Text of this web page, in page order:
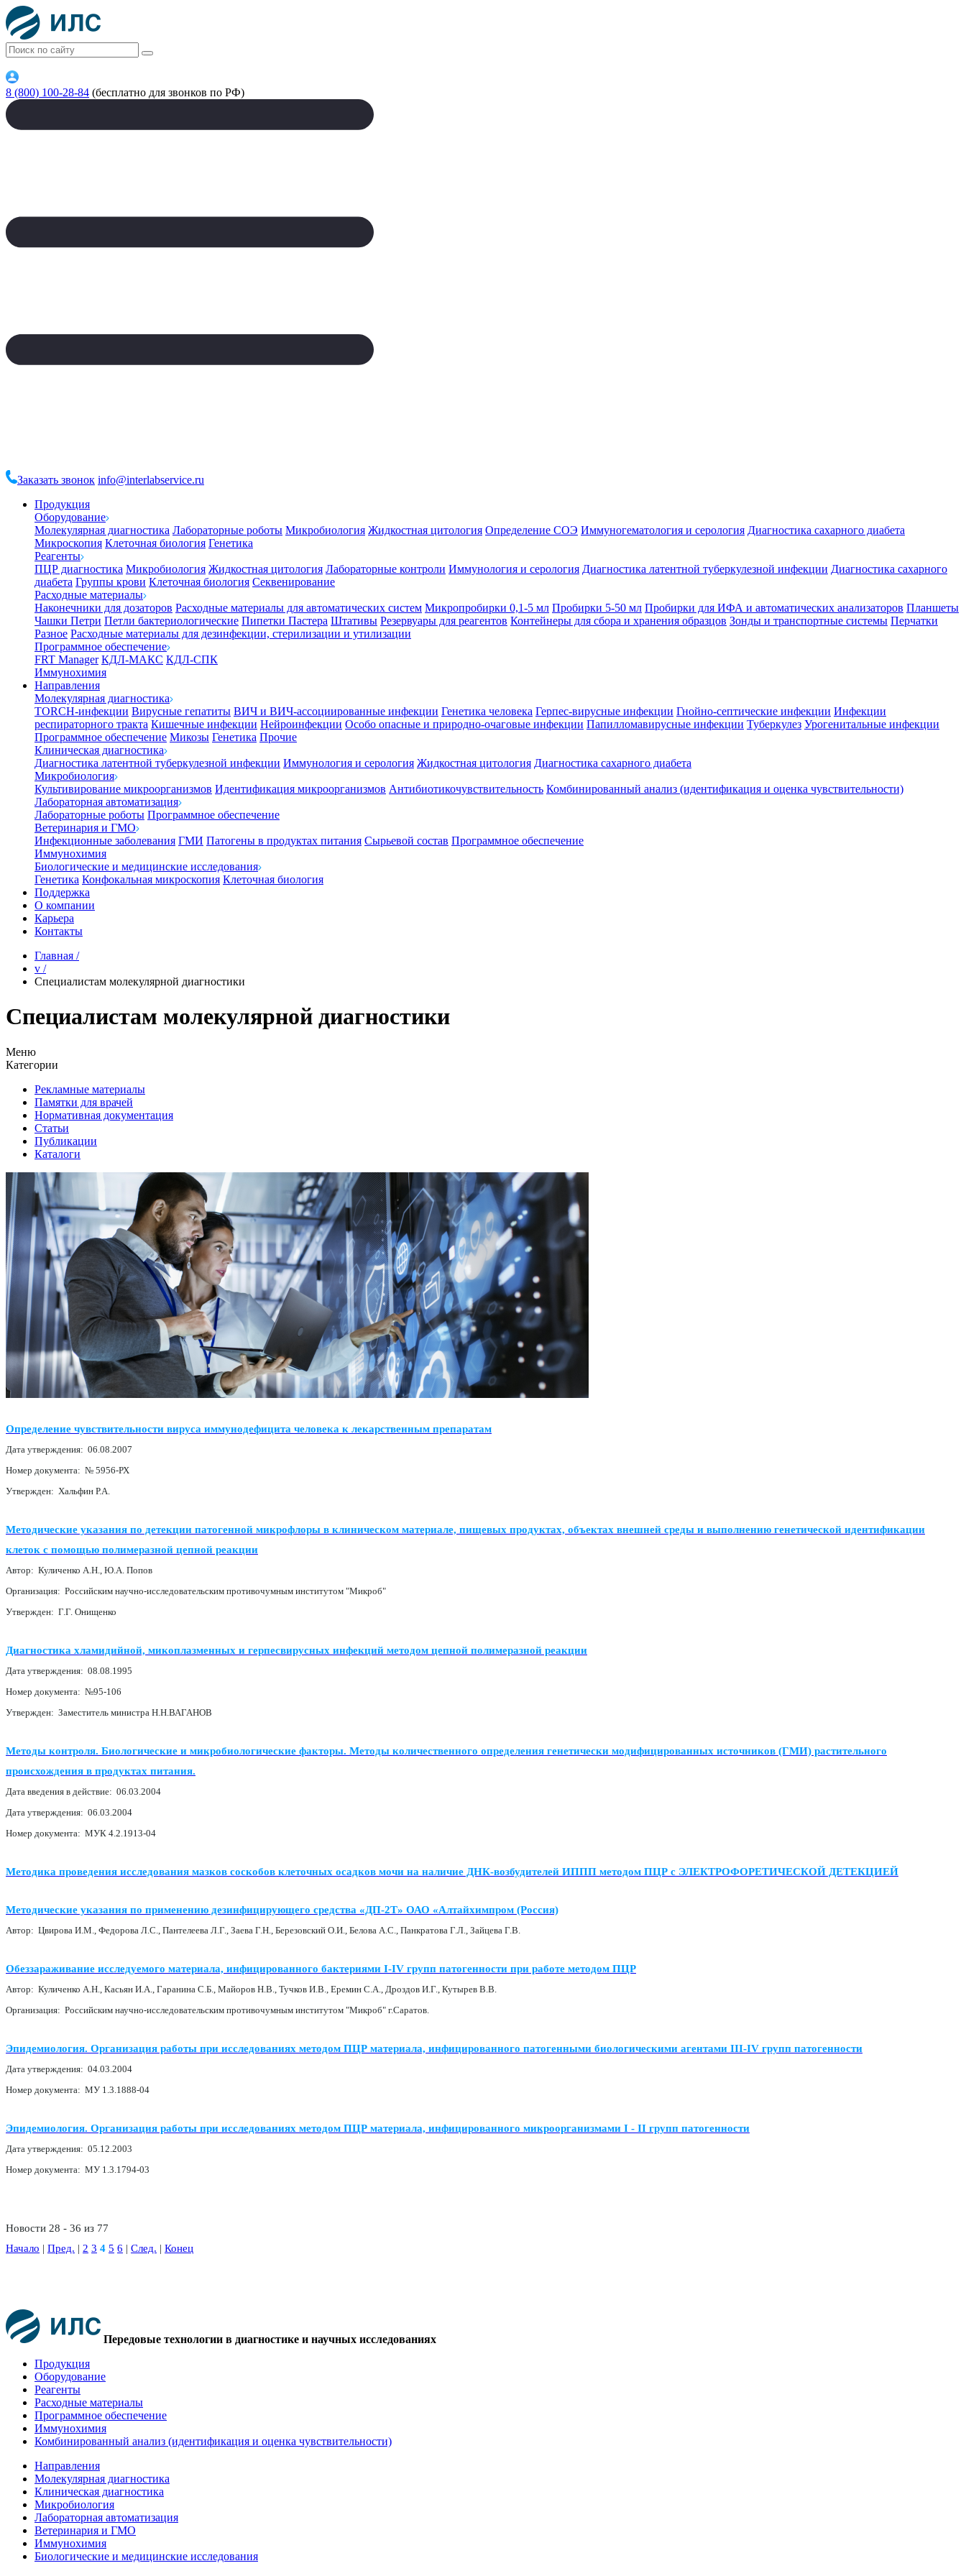
8 (800) 100-28-84 (бесплатно для звонков по РФ)
Заказать звонок info@interlabservice.ru
Продукция
Оборудование
Молекулярная диагностика Лабораторные роботы Микробиология Жидкостная цитология Определение СОЭ Иммуногематология и серология Диагностика сахарного диабета
Микроскопия Клеточная биология Генетика
Реагенты
ПЦР диагностика Микробиология Жидкостная цитология Лабораторные контроли Иммунология и серология Диагностика латентной туберкулезной инфекции Диагностика сахарного
диабета Группы крови Клеточная биология Секвенирование
Расходные материалы
Наконечники для дозаторов Расходные материалы для автоматических систем Микропробирки 0,1-5 мл Пробирки 5-50 мл Пробирки для ИФА и автоматических анализаторов Планшеты
Чашки Петри Петли бактериологические Пипетки Пастера Штативы Резервуары для реагентов Контейнеры для сбора и хранения образцов Зонды и транспортные системы Перчатки
Разное Расходные материалы для дезинфекции, стерилизации и утилизации
Программное обеспечение
FRT Manager КДЛ-МАКС КДЛ-СПК
Иммунохимия
Направления
Молекулярная диагностика
TORCH-инфекции Вирусные гепатиты ВИЧ и ВИЧ-ассоциированные инфекции Генетика человека Герпес-вирусные инфекции Гнойно-септические инфекции Инфекции
респираторного тракта Кишечные инфекции Нейроинфекции Особо опасные и природно-очаговые инфекции Папилломавирусные инфекции Туберкулез Урогенитальные инфекции
Программное обеспечение Микозы Генетика Прочие
Клиническая диагностика
Диагностика латентной туберкулезной инфекции Иммунология и серология Жидкостная цитология Диагностика сахарного диабета
Микробиология
Культивирование микроорганизмов Идентификация микроорганизмов Антибиотикочувствительность Комбинированный анализ (идентификация и оценка чувствительности)
Лабораторная автоматизация
Лабораторные роботы Программное обеспечение
Ветеринария и ГМО
Инфекционные заболевания ГМИ Патогены в продуктах питания Сырьевой состав Программное обеспечение
Иммунохимия
Биологические и медицинские исследования
Генетика Конфокальная микроскопия Клеточная биология
Поддержка
О компании
Карьера
Контакты
Главная /
v /
Специалистам молекулярной диагностики
Специалистам молекулярной диагностики
Меню
Категории
Рекламные материалы
Памятки для врачей
Нормативная документация
Статьи
Публикации
Каталоги
Определение чувствительности вируса иммунодефицита человека к лекарственным препаратам
Дата утверждения: 06.08.2007
Номер документа: № 5956-РХ
Утвержден: Хальфин Р.А.
Методические указания по детекции патогенной микрофлоры в клиническом материале, пищевых продуктах, объектах внешней среды и выполнению генетической идентификации
клеток с помощью полимеразной цепной реакции
Автор: Куличенко А.Н., Ю.А. Попов
Организация: Российским научно-исследовательским противочумным институтом "Микроб"
Утвержден: Г.Г. Онищенко
Диагностика хламидийной, микоплазменных и герпесвирусных инфекций методом цепной полимеразной реакции
Дата утверждения: 08.08.1995
Номер документа: №95-106
Утвержден: Заместитель министра Н.Н.ВАГАНОВ
Методы контроля. Биологические и микробиологические факторы. Методы количественного определения генетически модифицированных источников (ГМИ) растительного
происхождения в продуктах питания.
Дата введения в действие: 06.03.2004
Дата утверждения: 06.03.2004
Номер документа: МУК 4.2.1913-04
Методика проведения исследования мазков соскобов клеточных осадков мочи на наличие ДНК-возбудителей ИППП методом ПЦР с ЭЛЕКТРОФОРЕТИЧЕСКОЙ ДЕТЕКЦИЕЙ
Методические указания по применению дезинфицирующего средства «ДП-2Т» ОАО «Алтайхимпром (Россия)
Автор: Цвирова И.М., Федорова Л.С., Пантелеева Л.Г., Заева Г.Н., Березовский О.И., Белова А.С., Панкратова Г.Л., Зайцева Г.В.
Обеззараживание исследуемого материала, инфицированного бактериями I-IV групп патогенности при работе методом ПЦР
Автор: Куличенко А.Н., Касьян И.А., Гаранина С.Б., Майоров Н.В., Тучков И.В., Еремин С.А., Дроздов И.Г., Кутырев В.В.
Организация: Российским научно-исследовательским противочумным институтом "Микроб" г.Саратов.
Эпидемиология. Организация работы при исследованиях методом ПЦР материала, инфицированного патогенными биологическими агентами III-IV групп патогенности
Дата утверждения: 04.03.2004
Номер документа: МУ 1.3.1888-04
Эпидемиология. Организация работы при исследованиях методом ПЦР материала, инфицированного микроорганизмами I - II групп патогенности
Дата утверждения: 05.12.2003
Номер документа: МУ 1.3.1794-03
Новости 28 - 36 из 77
Начало | Пред. | 2 3 4 5 6 | След. | Конец
Передовые технологии в диагностике и научных исследованиях
Продукция
Оборудование
Реагенты
Расходные материалы
Программное обеспечение
Иммунохимия
Комбинированный анализ (идентификация и оценка чувствительности)
Направления
Молекулярная диагностика
Клиническая диагностика
Микробиология
Лабораторная автоматизация
Ветеринария и ГМО
Иммунохимия
Биологические и медицинские исследования